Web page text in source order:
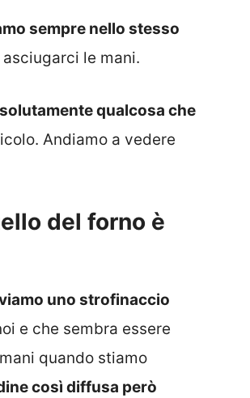
sempre nello stesso
le mani.
qualcosa che
Andiamo a vedere
del forno è
uno strofinaccio
e che sembra essere
quando stiamo
così diffusa però